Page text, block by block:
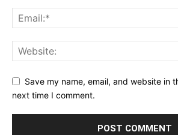
Save my name, email, and website in
next time I comment.